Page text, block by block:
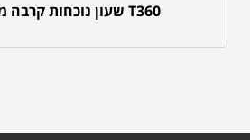
T360 שעון נוכחות קרבה משולב קודן